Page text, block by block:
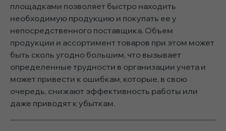
площадками позволяет быстро находить
необходимую продукцию и покупать ее у
непосредственного поставщика. Объем
продукции и ассортимент товаров при этом может
быть сколь угодно большим, что вызывает
определенные трудности в организации учета и
может привести к ошибкам, которые, в свою
очередь, снижают эффективность работы или
даже приводят к убыткам.